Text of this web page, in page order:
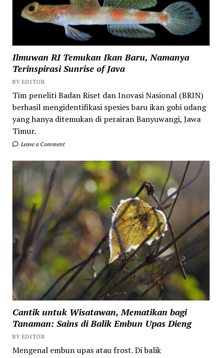
Ilmuwan RI Temukan Ikan Baru, Namanya
Terinspirasi Sunrise of Java
BY EDITOR
Tim peneliti Badan Riset dan Inovasi Nasional (BRIN)
berhasil mengidentifikasi spesies baru ikan gobi udang
yang hanya ditemukan di perairan Banyuwangi, Jawa
Timur.
Leave a Comment
Cantik untuk Wisatawan, Mematikan bagi
Tanaman: Sains di Balik Embun Upas Dieng
BY EDITOR
Mengenal embun upas atau frost. Di balik